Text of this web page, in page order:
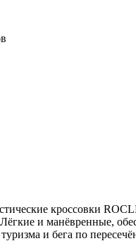
кроссовки
и манёвренные,
и бега по